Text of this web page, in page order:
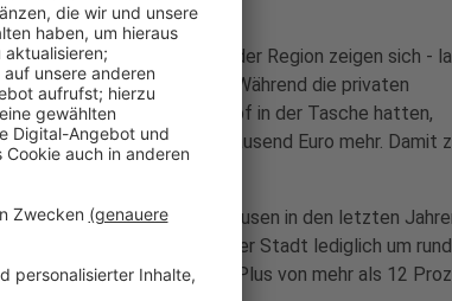
ist groß – auch bei uns in der Region zeigen sich -
- deutliche Unterschiede. Während die privaten
rund 20.900 Euro pro Kopf in der Tasche hatten,
fast viereinhalb tausend Euro mehr. Damit
Gegenden.
am Wohlstand in Leverkusen in den letzten
Kopf-Einkommen in unserer Stadt lediglich um rund
es in dem Zeitraum ein Plus von mehr als 12